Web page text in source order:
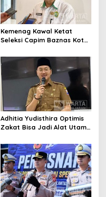
Kemenag Kawal Ketat
Seleksi Capim Baznas Kota
Komisioner Baznas
Berintegritas
Adhitia Yudisthira Optimis
Zakat Bisa Jadi Alat Utama
Kota Cimahi